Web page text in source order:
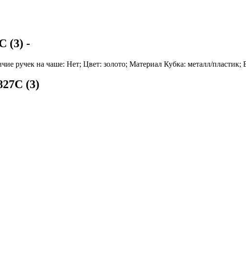
(3) -
ручек на чаше: Нет; Цвет: золото; Материал Кубка: металл/
(3)